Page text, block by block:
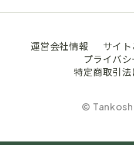
運営会社情報 サイ
プライバ
特定商取引
©